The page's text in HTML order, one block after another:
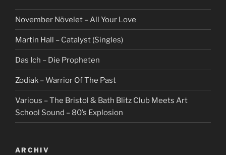
November Növelet – All Your Love
Martin Hall – Catalyst (Singles)
Das Ich – Die Propheten
Zodiak – Warrior Of The Past
Various – The Bristol & Bath Blitz Club Meets Art
School Sound – 80’s Explosion
ARCHIV